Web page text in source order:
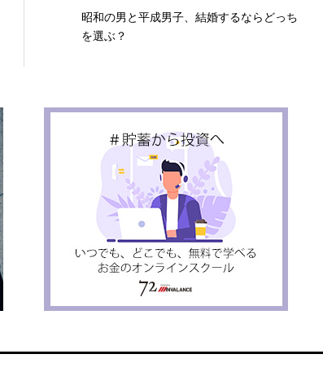
昭和の男と平成男子、結婚するならどっち
を選ぶ？